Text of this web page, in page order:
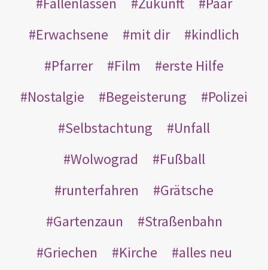
Erwachsene
mit dir
kindlich
Pfarrer
Film
erste Hilfe
Nostalgie
Begeisterung
Polizei
Selbstachtung
Unfall
Wolwograd
Fußball
runterfahren
Grätsche
Gartenzaun
Straßenbahn
Griechen
Kirche
alles neu